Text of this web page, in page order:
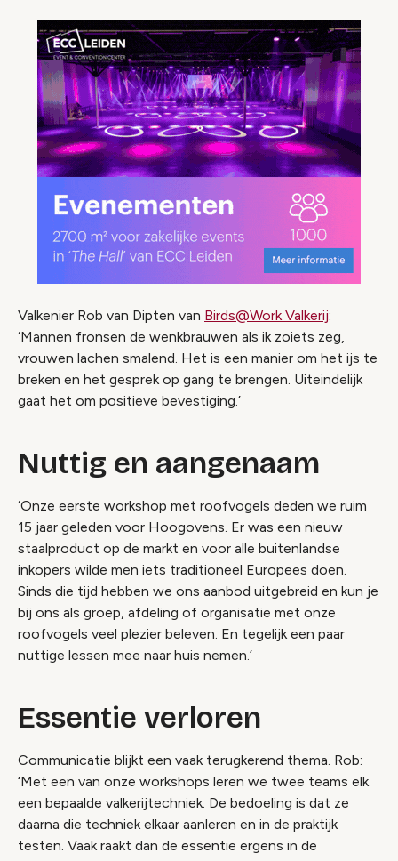
Valkenier Rob van Dipten van Birds@Work Valkerij:
‘Mannen fronsen de wenkbrauwen als ik zoiets zeg,
vrouwen lachen smalend. Het is een manier om het ijs te
breken en het gesprek op gang te brengen. Uiteindelijk
gaat het om positieve bevestiging.’
Nuttig en aangenaam
‘Onze eerste workshop met roofvogels deden we ruim
15 jaar geleden voor Hoogovens. Er was een nieuw
staalproduct op de markt en voor alle buitenlandse
inkopers wilde men iets traditioneel Europees doen.
Sinds die tijd hebben we ons aanbod uitgebreid en kun je
bij ons als groep, afdeling of organisatie met onze
roofvogels veel plezier beleven. En tegelijk een paar
nuttige lessen mee naar huis nemen.’
Essentie verloren
Communicatie blijkt een vaak terugkerend thema. Rob:
‘Met een van onze workshops leren we twee teams elk
een bepaalde valkerijtechniek. De bedoeling is dat ze
daarna die techniek elkaar aanleren en in de praktijk
testen. Vaak raakt dan de essentie ergens in de